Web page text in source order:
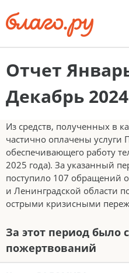
Отчет
Декабрь 2024
Из средств, полученных в
частично оплачены услуги
обеспечивающего работу
2025 года). За указанный
поступило 107 обращений
и Ленинградской области
острыми кризисными
За этот период было
пожертвований